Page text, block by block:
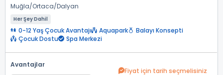
Muğla Ortaca Dalyan
Her Şey Dahil
0-12 Yaş Çocuk Avantajı Aquapark
Balayı Konsepti
Çocuk Dostu
Spa Merkezi
Avantajlar
Fiyat için tarih seçmelisiniz